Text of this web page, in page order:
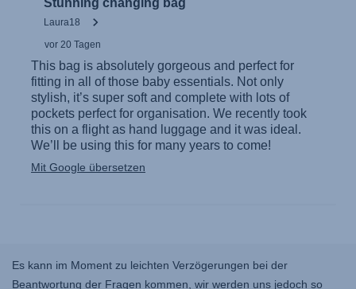
Es kann im Moment zu leichten Verzögerungen bei der
Beantwortung der Fragen kommen, wir werden uns jedoch so